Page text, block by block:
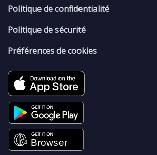
Politique de confidentialité
Politique de sécurité
Préférences de cookies